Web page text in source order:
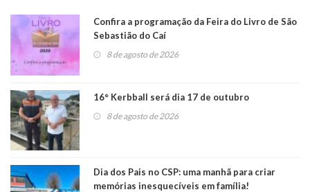
Confira a programação da Feira do Livro de São
Sebastião do Caí
8 de agosto de 2026
16° Kerbball será dia 17 de outubro
8 de agosto de 2026
Dia dos Pais no CSP: uma manhã para criar
memórias inesquecíveis em família!